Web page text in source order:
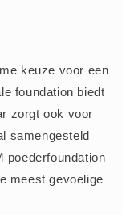
keuze voor een
foundation biedt
zorgt ook voor
samengesteld
poederfoundation
meest gevoelige